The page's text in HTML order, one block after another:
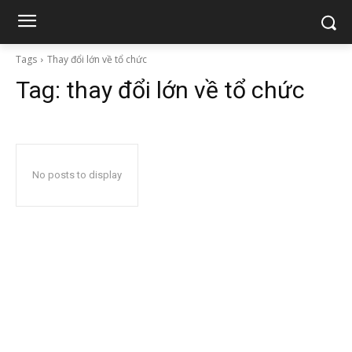
Tags Thay đổi lớn về tổ chức
Tag: thay đổi lớn về tổ chức
No posts to display